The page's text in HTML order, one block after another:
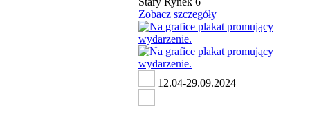
Zobacz szczegóły
12.04-29.09.2024